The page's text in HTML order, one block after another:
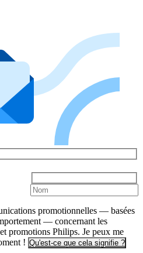
promotionnelles — basées
— concernant les
promotions Philips. Je peux me
! Qu'est-ce que cela signifie ?